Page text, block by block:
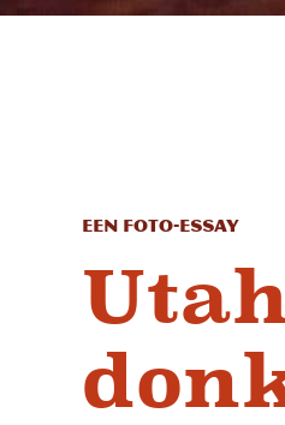
Een foto-essay